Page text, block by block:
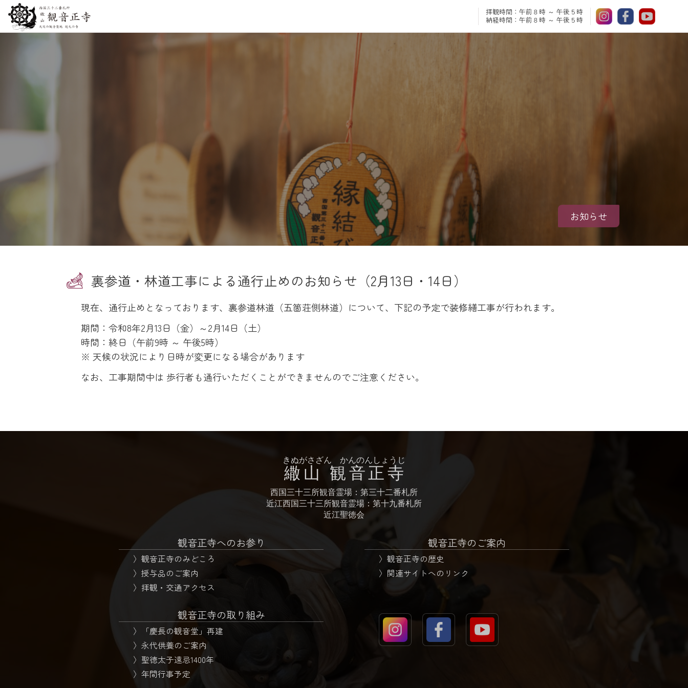
拝観時間：午前８時 ～ 午後５時
納経時間：午前８時 ～ 午後５時
お知らせ
裏参道・林道工事による通行止めのお知らせ（2月13日・14日）
現在、通行止めとなっております、裏参道林道（五箇荘側林道）について、下記の予定で装修繕工事が行われます。
期間：令和8年2月13日（金）～2月14日（土）
時間：終日（午前9時 ～ 午後5時）
※ 天候の状況により日時が変更になる場合があります
なお、工事期間中は 歩行者も通行いただくことができませんのでご注意ください。
繖山 観音正寺
きぬがさざん かんのんしょうじ
西国三十三所観音霊場：第三十二番札所
近江西国三十三所観音霊場：第十九番札所
近江聖徳会
観音正寺へのお参り
観音正寺のみどころ
授与品のご案内
拝観・交通アクセス
観音正寺のご案内
観音正寺の歴史
関連サイトへのリンク
観音正寺の取り組み
「慶長の観音堂」再建
永代供養のご案内
聖徳太子遠忌1400年
年間行事予定